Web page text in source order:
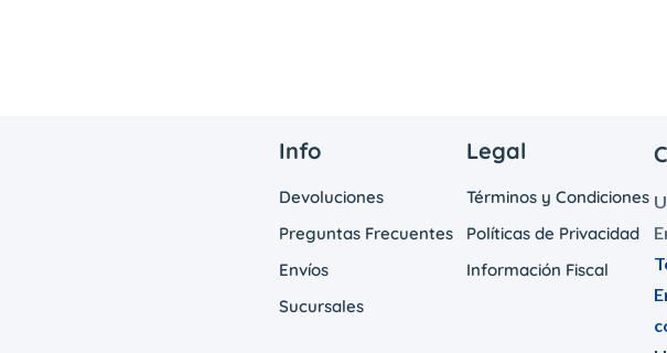
Info
Devoluciones
Preguntas Frecuentes
Envíos
Sucursales
Legal
Términos y Condiciones
Políticas de Privacidad
Información Fiscal